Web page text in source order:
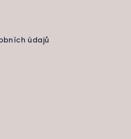
údajů